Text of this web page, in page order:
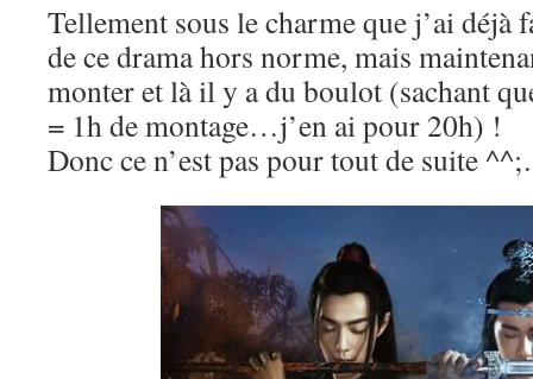
Tellement sous le charme que j’ai déjà
de ce drama hors norme, mais
monter et là il y a du boulot (sachant
= 1h de montage…j’en ai pour 20h) !
Donc ce n’est pas pour tout de suite